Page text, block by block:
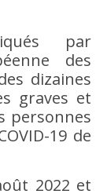
par
des
dizaines
graves et
personnes
19 de
2022 et